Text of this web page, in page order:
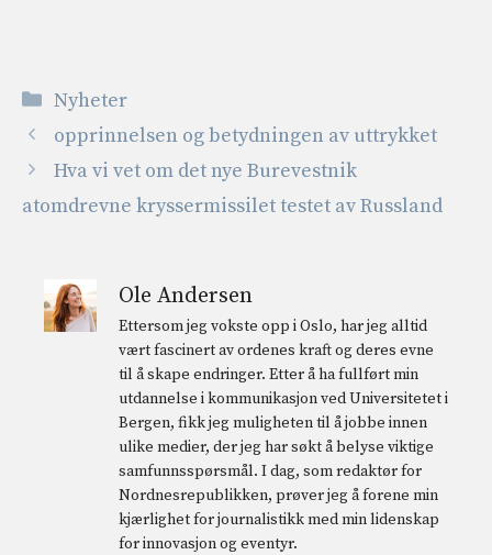
Kategorier
Nyheter
opprinnelsen og betydningen av uttrykket
Hva vi vet om det nye Burevestnik
atomdrevne kryssermissilet testet av Russland
Ole Andersen
Ettersom jeg vokste opp i Oslo, har jeg alltid
vært fascinert av ordenes kraft og deres evne
til å skape endringer. Etter å ha fullført min
utdannelse i kommunikasjon ved Universitetet i
Bergen, fikk jeg muligheten til å jobbe innen
ulike medier, der jeg har søkt å belyse viktige
samfunnsspørsmål. I dag, som redaktør for
Nordnesrepublikken, prøver jeg å forene min
kjærlighet for journalistikk med min lidenskap
for innovasjon og eventyr.